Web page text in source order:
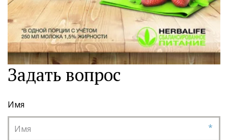
Задать вопрос
Имя
*